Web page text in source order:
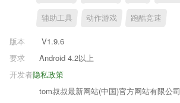
辅助工具 动作游戏 跑酷竞速
版本
V1.9.6
要求
Android 4.2以上
隐私政策
开发者
tom叔叔最新网站(中国)官方网站有限公司